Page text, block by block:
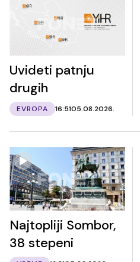
Uvideti patnju
drugih
EVROPA 16:5105.08.2026.
Najtopliji Sombor,
38 stepeni